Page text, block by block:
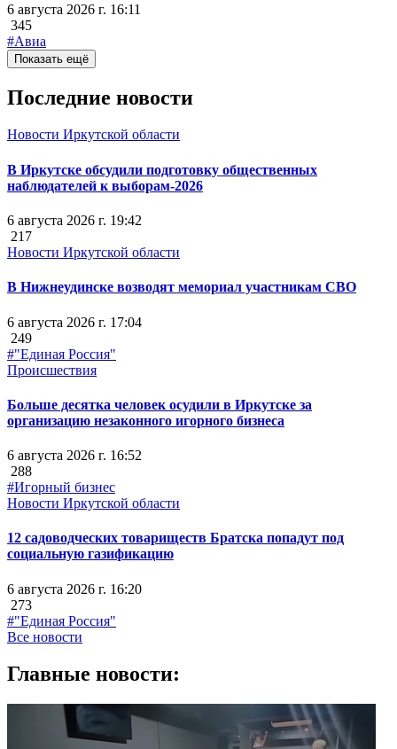
6 августа 2026 г. 16:11
345
#Авиа
Показать ещё
Последние новости
Новости Иркутской области
В Иркутске обсудили подготовку общественных
наблюдателей к выборам-2026
6 августа 2026 г. 19:42
217
Новости Иркутской области
В Нижнеудинске возводят мемориал участникам СВО
6 августа 2026 г. 17:04
249
#"Единая Россия"
Происшествия
Больше десятка человек осудили в Иркутске за
организацию незаконного игорного бизнеса
6 августа 2026 г. 16:52
288
#Игорный бизнес
Новости Иркутской области
12 садоводческих товариществ Братска попадут под
социальную газификацию
6 августа 2026 г. 16:20
273
#"Единая Россия"
Все новости
Главные новости: